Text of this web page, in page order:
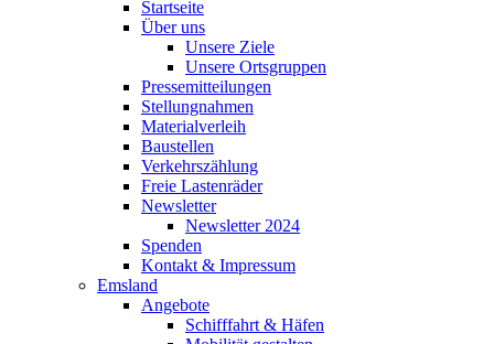
Startseite
Über uns
Unsere Ziele
Unsere Ortsgruppen
Pressemitteilungen
Stellungnahmen
Materialverleih
Baustellen
Verkehrszählung
Freie Lastenräder
Newsletter
Newsletter 2024
Spenden
Kontakt & Impressum
Emsland
Angebote
Schifffahrt & Häfen